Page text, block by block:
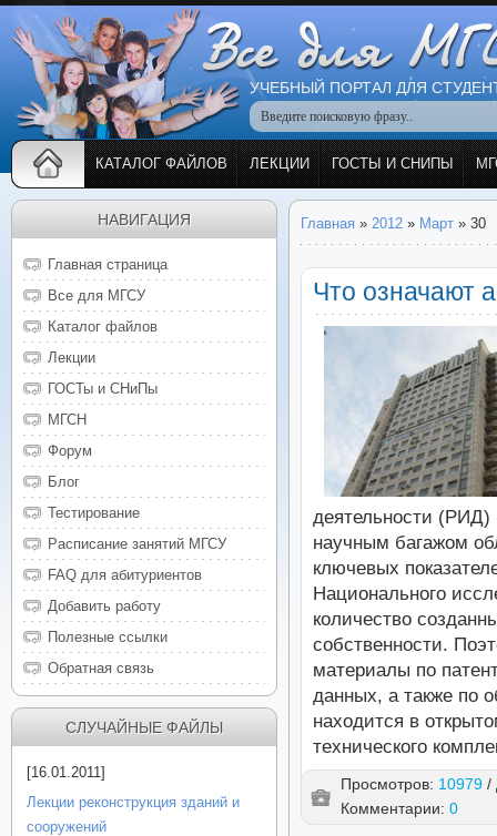
УЧЕБНЫЙ ПОРТАЛ ДЛЯ
КАТАЛОГ ФАЙЛОВ ЛЕКЦИИ ГОСТЫ И СНИПЫ
Главная » 2012 » Март » 30
Что означают
деятельности (РИД)
научным багажом
ключевых
Национального
количество
собственности.
материалы по
данных, а также по
находится в
технического
Просмотров: 10979 /
Комментарии: 0
НАВИГАЦИЯ
Главная страница
Все для МГСУ
Каталог файлов
Лекции
ГОСТы и СНиПы
МГСН
Форум
Блог
Тестирование
Расписание занятий МГСУ
FAQ для абитуриентов
Добавить работу
Полезные ссылки
Обратная связь
СЛУЧАЙНЫЕ ФАЙЛЫ
[16.01.2011]
Лекции реконструкция зданий и
сооружений